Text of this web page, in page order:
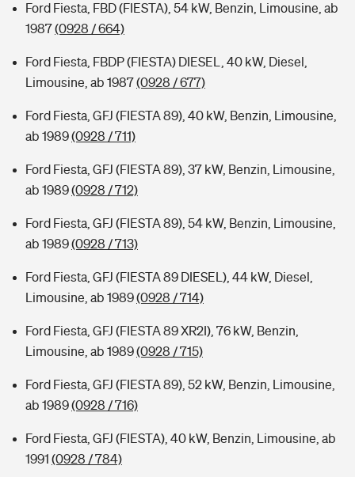
Ford Fiesta, FBD (FIESTA), 54 kW, Benzin, Limousine, ab
1987(0928 / 664)
Ford Fiesta, FBDP (FIESTA) DIESEL, 40 kW, Diesel,
Limousine, ab 1987(0928 / 677)
Ford Fiesta, GFJ (FIESTA 89), 40 kW, Benzin, Limousine,
ab 1989(0928 / 711)
Ford Fiesta, GFJ (FIESTA 89), 37 kW, Benzin, Limousine,
ab 1989(0928 / 712)
Ford Fiesta, GFJ (FIESTA 89), 54 kW, Benzin, Limousine,
ab 1989(0928 / 713)
Ford Fiesta, GFJ (FIESTA 89 DIESEL), 44 kW, Diesel,
Limousine, ab 1989(0928 / 714)
Ford Fiesta, GFJ (FIESTA 89 XR2I), 76 kW, Benzin,
Limousine, ab 1989(0928 / 715)
Ford Fiesta, GFJ (FIESTA 89), 52 kW, Benzin, Limousine,
ab 1989(0928 / 716)
Ford Fiesta, GFJ (FIESTA), 40 kW, Benzin, Limousine, ab
1991 (0928 / 784)